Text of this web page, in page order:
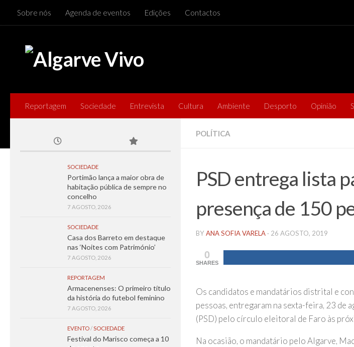
Skip to content
Sobre nós Agenda de eventos Edições Contactos
Reportagem Sociedade Entrevista Cultura Ambiente Desporto Opinião
POLÍTICA
PSD entrega lista
presença de 150
BY ANA SOFIA VARELA · 26 AGOSTO, 2019
0
SHARES
Os candidatos e mandatários distrital e
pessoas, entregaram na sexta-feira, 23 de
(PSD) pelo círculo eleitoral de Faro às
Na ocasião, o mandatário pelo Algarve,
SOCIEDADE
Portimão lança a maior obra de
habitação pública de sempre no
concelho
7 AGOSTO, 2026
SOCIEDADE
Casa dos Barreto em destaque
nas ‘Noites com Património’
7 AGOSTO, 2026
REPORTAGEM
Armacenenses: O primeiro título
da história do futebol feminino
7 AGOSTO, 2026
EVENTO/SOCIEDADE
Festival do Marisco começa a 10